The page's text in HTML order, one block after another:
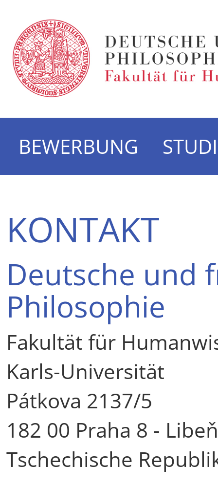
BEWERBUNG
KONTAKT
Deutsche und
Philosophie
Fakultät für
Karls-Universität
Pátkova 2137/5
182 00 Praha 8 - Libeň
Tschechische